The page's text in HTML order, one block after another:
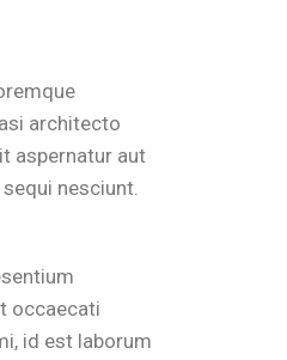
architecto
aspernatur aut
nesciunt.
occaecati
id est laborum